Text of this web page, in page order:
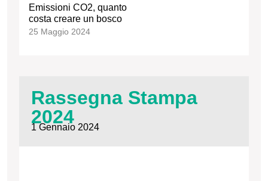
Emissioni CO2, quanto
costa creare un bosco
25 Maggio 2024
Rassegna Stampa
2024
1 Gennaio 2024